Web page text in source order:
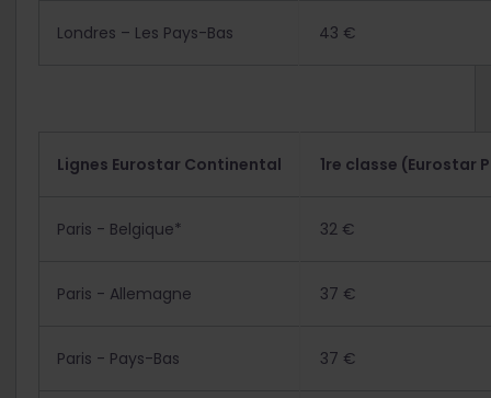
Londres – Les Pays-Bas 43 €
Lignes Eurostar Continental 1re classe (Eurostar
Paris - Belgique* 32 €
Paris - Allemagne 37 €
Paris - Pays-Bas 37 €